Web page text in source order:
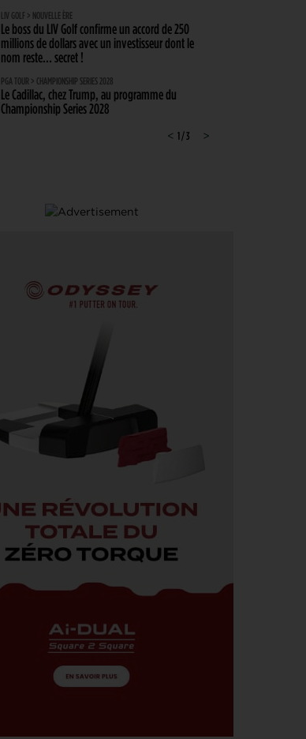
LIV GOLF > NOUVELLE ÈRE
Le boss du LIV Golf confirme un accord de 250
millions de dollars avec un investisseur dont le
nom reste… secret !
PGA TOUR > CHAMPIONSHIP SERIES 2028
Le Cadillac, chez Trump, au programme du
Championship Series 2028
prochaine Ryder Cup ?
PGA TOUR > ENJEUX
Fin de saison du PGA Tour : Mode d’emploi
Solheim Cup 2026 : ces cinq joueuses qui restent à
quai malgré leur candidature
SOLHEIM CUP 2026 > QUALIFIÉES !
Angel Yin et Jennifer Kupcho rejoignent Nelly
Korda dans la liste des qualifiées pour la Solheim
Qui est Tommy Morrison, la nouvelle pépite qui
s’apprête à débarquer sur le PGA Tour ?
WYNDHAM CHAMPIONSHIP > FEDEXCUP
FedExCup : Bradley, Day, Koepka, Finau… Pavon
au Wyndham Championship
SOLHEIM CUP 2026 > TOUCHE FRANÇAISE
Deux Françaises dans l’équipe européenne de
< >
1 / 3